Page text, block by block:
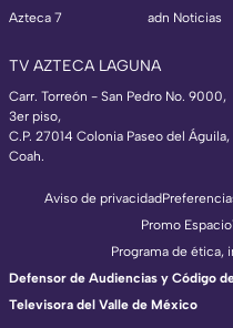
Azteca 7
adn Noticias
TV AZTECA LAGUNA
Carr. Torreón - San Pedro No. 9000,
3er piso,
C.P. 27014 Colonia Paseo del Águila,
Coah.
Aviso de privacidad
Promo Espacio
Programa de ética,
Defensor de Audiencias y Código
Televisora del Valle de México